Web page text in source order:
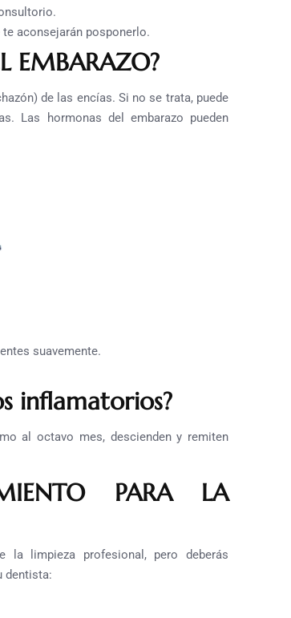
aconsejarán posponerlo.
EMBARAZO?
de las encías. Si no se trata, puede
Las hormonas del embarazo pueden
suavemente.
inflamatorios?
al octavo mes, descienden y remiten
PARA LA
la limpieza profesional, pero deberás
dentista: